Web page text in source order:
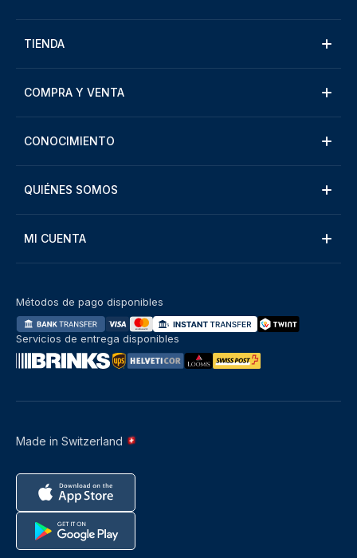
TIENDA
COMPRA Y VENTA
CONOCIMIENTO
QUIÉNES SOMOS
MI CUENTA
Made in Switzerland
Métodos de pago disponibles
Servicios de entrega disponibles